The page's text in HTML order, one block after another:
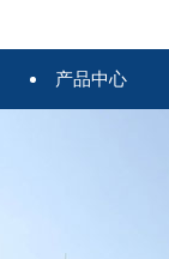
产品中心